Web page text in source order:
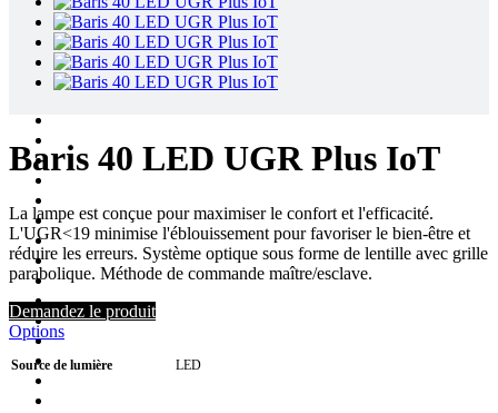
Baris 40 LED UGR Plus IoT
La lampe est conçue pour maximiser le confort et l'efficacité.
L'UGR<19 minimise l'éblouissement pour favoriser le bien-être et
réduire les erreurs. Système optique sous forme de lentille avec grille
parabolique. Méthode de commande maître/esclave.
Demandez le produit
Options
Source de lumière LED